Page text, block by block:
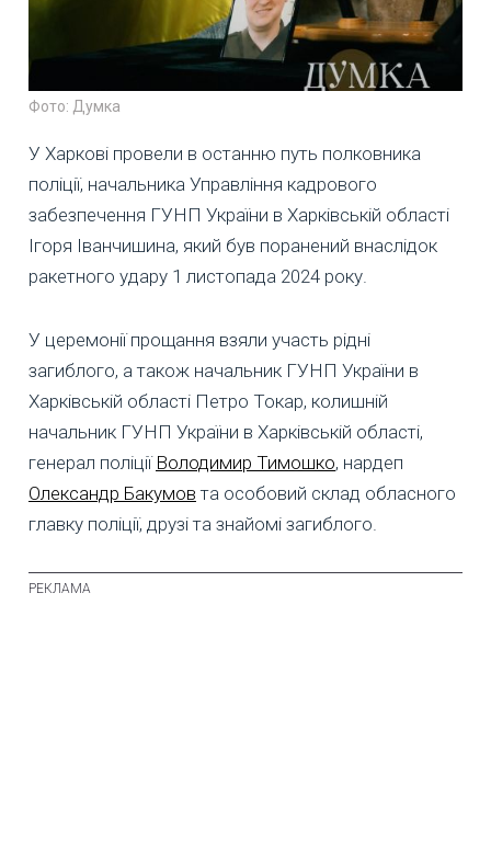
Фото: Думка
У Харкові провели в останню путь полковника
поліції, начальника Управління кадрового
забезпечення ГУНП України в Харківській області
Ігоря Іванчишина, який був поранений внаслідок
ракетного удару 1 листопада 2024 року.
У церемонії прощання взяли участь рідні
загиблого, а також начальник ГУНП України в
Харківській області Петро Токар, колишній
начальник ГУНП України в Харківській області,
генерал поліції Володимир Тимошко, нардеп
Олександр Бакумов та особовий склад обласного
главку поліції, друзі та знайомі загиблого.